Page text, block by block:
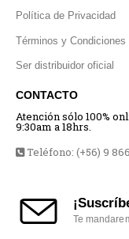
Política de Privacidad
Términos y Condiciones
Ser distribuidor oficial
CONTACTO
Atención sólo 100%
9:30am a 18hrs.
Teléfono: (+56) 9
Te